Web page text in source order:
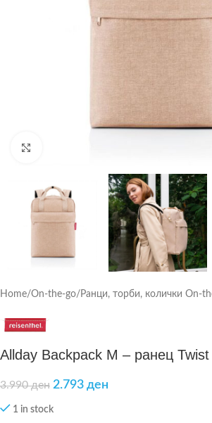
Home/On-the-go/ Ранци, торби, колички On-
Allday Backpack M – ранец
3.990ден 2.793 ден
1 in stock